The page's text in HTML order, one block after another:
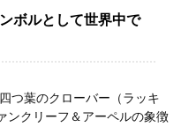
ボルとして世界中で
つ葉のクローバー（ラッキ
ンクリーフ＆アーペルの象徴